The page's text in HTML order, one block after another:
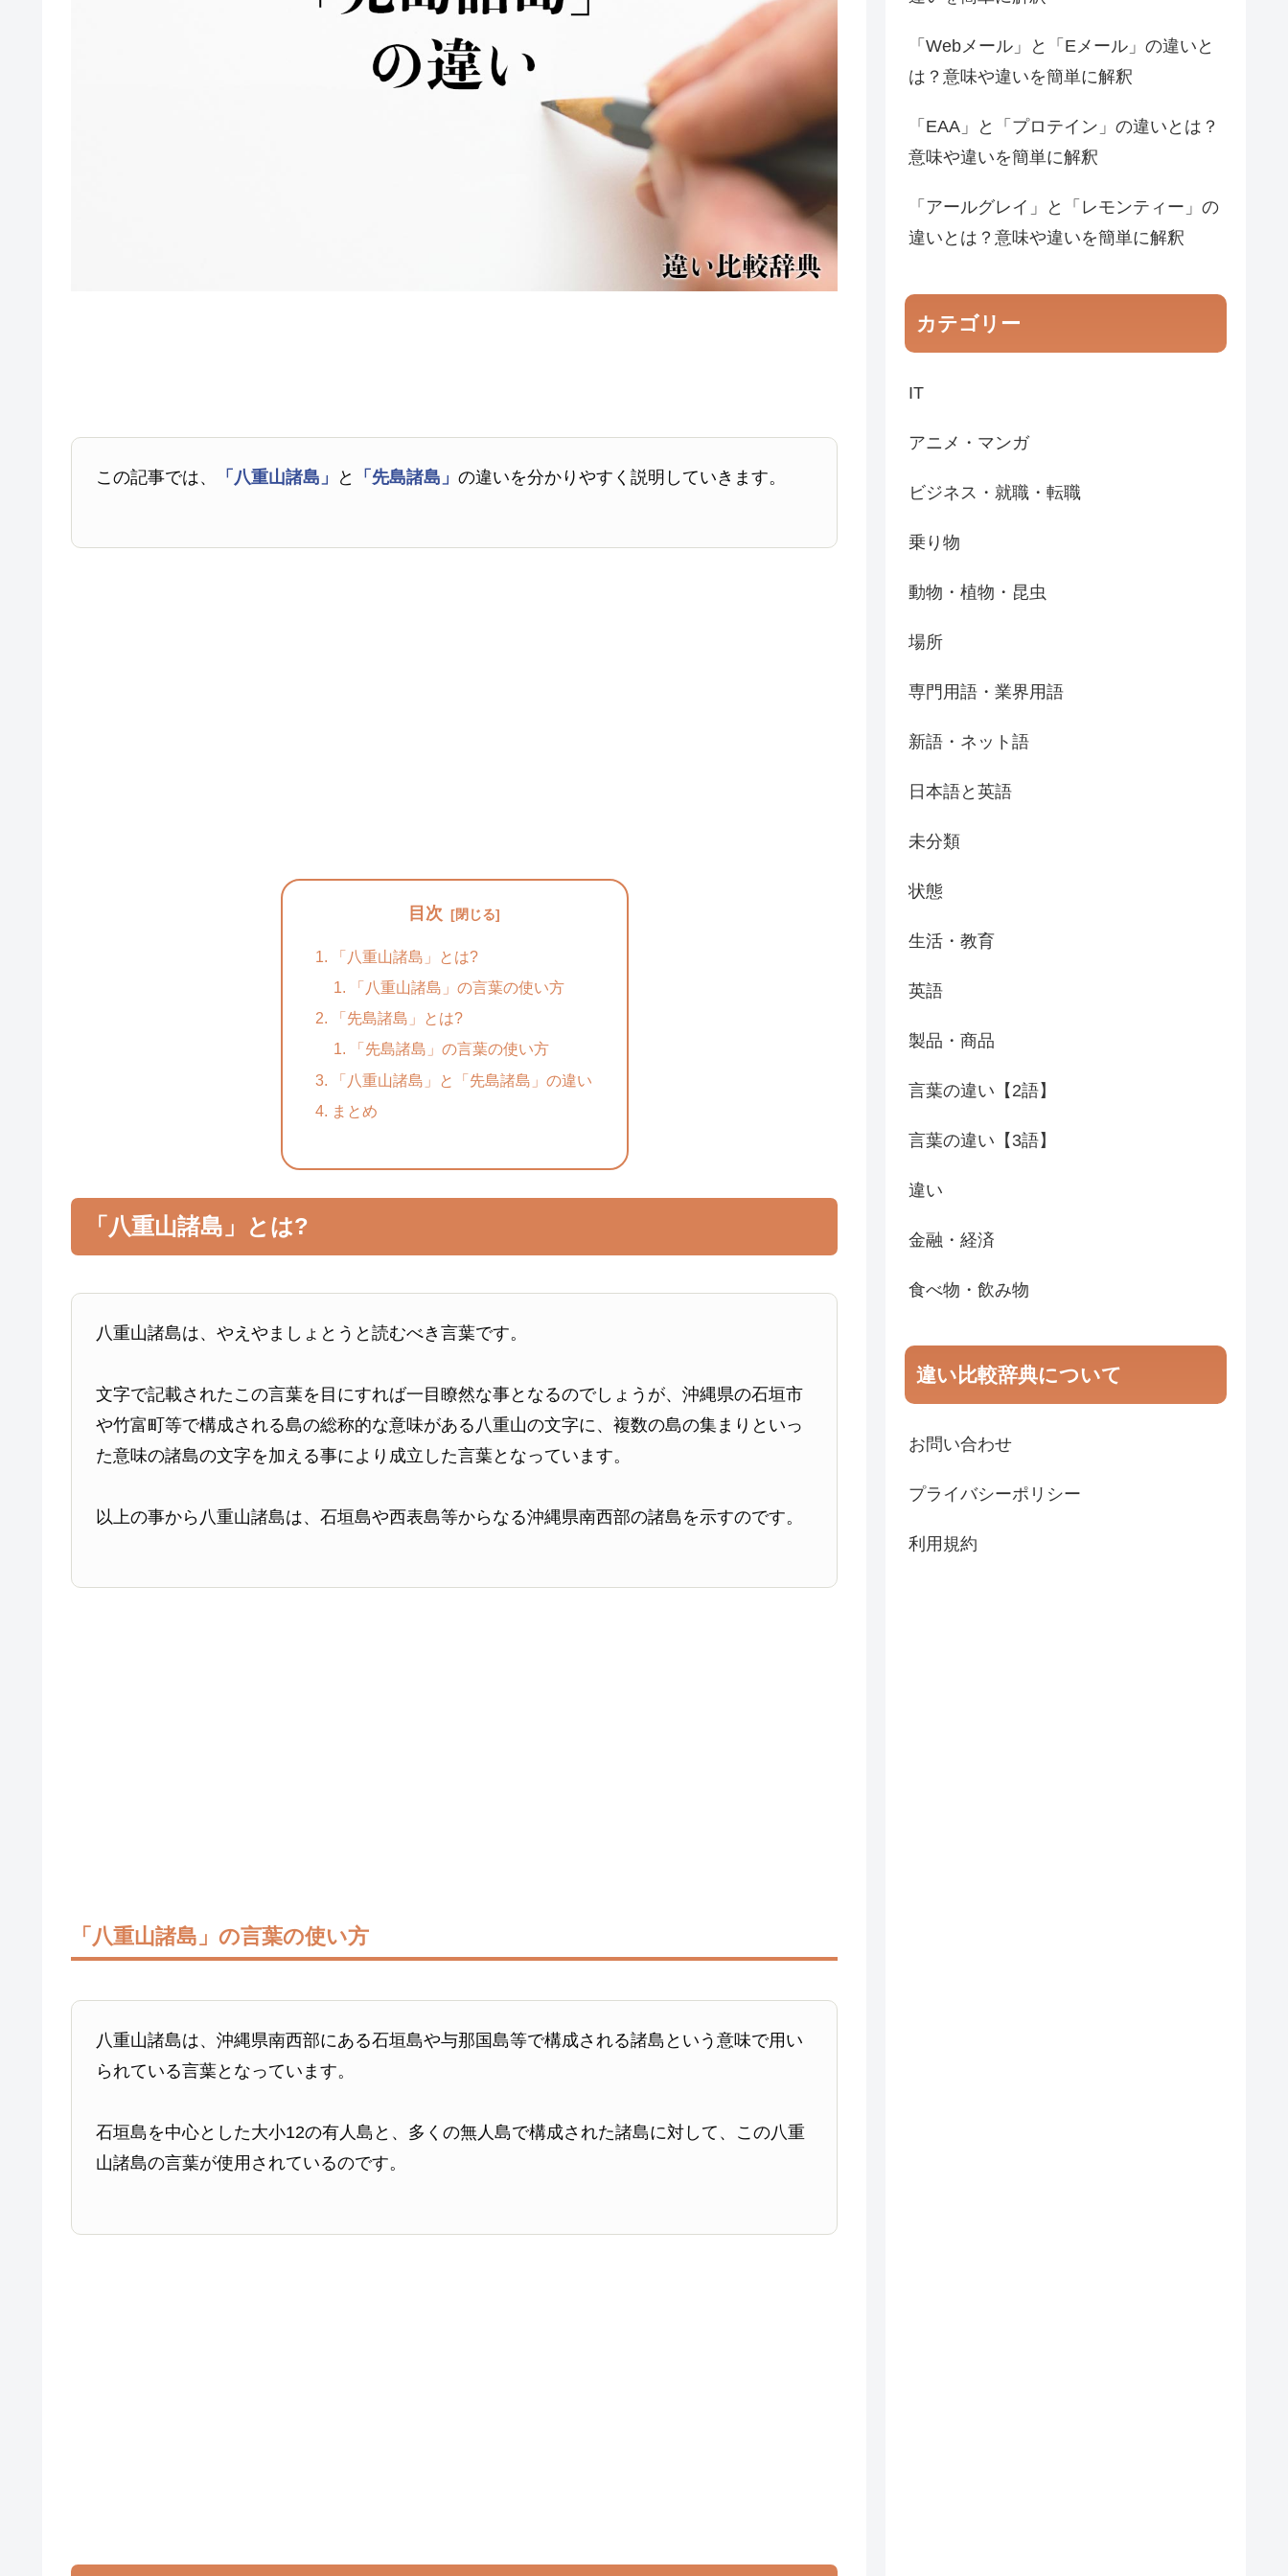
この記事では、 「八重山諸島」 と 「先島諸島」の違いを分かりやすく説明していきます。
目次
「八重山諸島」とは?
「八重山諸島」の言葉の使い方
「先島諸島」とは?
「先島諸島」の言葉の使い方
「八重山諸島」と「先島諸島」の違い
まとめ
「八重山諸島」とは?
八重山諸島は、やえやましょとうと読むべき言葉です。
文字で記載されたこの言葉を目にすれば一目瞭然な事となるのでしょうが、沖縄県の石垣市
や竹富町等で構成される島の総称的な意味がある八重山の文字に、複数の島の集まりといっ
た意味の諸島の文字を加える事により成立した言葉となっています。
以上の事から八重山諸島は、石垣島や西表島等からなる沖縄県南西部の諸島を示すのです。
「八重山諸島」の言葉の使い方
八重山諸島は、沖縄県南西部にある石垣島や与那国島等で構成される諸島という意味で用い
られている言葉となっています。
石垣島を中心とした大小12の有人島と、多くの無人島で構成された諸島に対して、この八重
山諸島の言葉が使用されているのです。
「Webメール」と「Eメール」の違いと
は？意味や違いを簡単に解釈
「EAA」と「プロテイン」の違いとは？
意味や違いを簡単に解釈
「アールグレイ」と「レモンティー」の
違いとは？意味や違いを簡単に解釈
カテゴリー
IT
アニメ・マンガ
ビジネス・就職・転職
乗り物
動物・植物・昆虫
場所
専門用語・業界用語
新語・ネット語
日本語と英語
未分類
状態
生活・教育
英語
製品・商品
言葉の違い【2語】
言葉の違い【3語】
違い
金融・経済
食べ物・飲み物
違い比較辞典について
お問い合わせ
プライバシーポリシー
利用規約